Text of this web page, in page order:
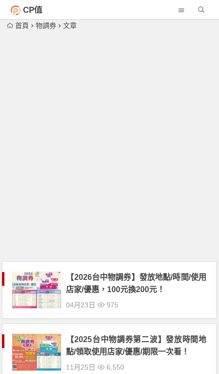
CP值
首頁 物調券 文章
【2026台中物調券】發放地點/時間/使用
店家/優惠，100元換200元！
04月23日 975
【2025台中物調券第二波】發放時間地
點/領取使用店家/優惠/期限一次看！
11月25日 6,550